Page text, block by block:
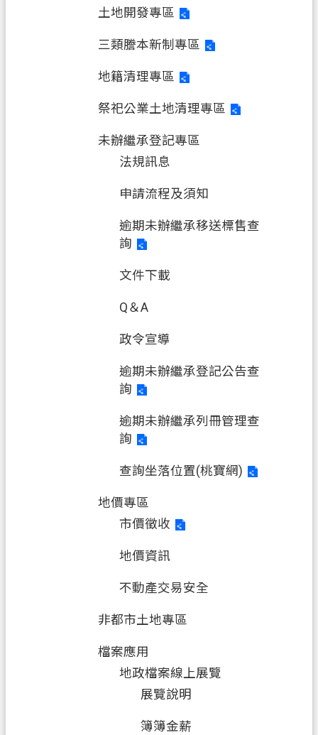
土地開發專區
三類謄本新制專區
地籍清理專區
祭祀公業土地清理專區
未辦繼承登記專區
法規訊息
申請流程及須知
逾期未辦繼承移送標售查
詢
文件下載
Q＆A
政令宣導
逾期未辦繼承登記公告查
詢
逾期未辦繼承列冊管理查
詢
查詢坐落位置(桃寶網)
地價專區
市價徵收
地價資訊
不動產交易安全
非都市土地專區
檔案應用
地政檔案線上展覽
展覽說明
簿簿金薪